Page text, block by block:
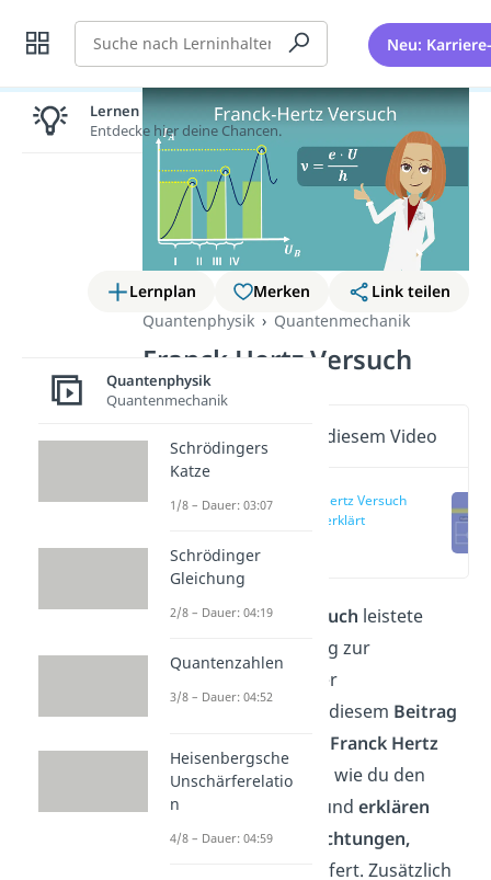
Suche Neu:
Lernplan Merken
Link teilen
Quantenphysik
Quantenmechanik
Franck Hertz Versuch
Wichtige Inhalte in diesem Video
Franck Hertz Versuch
einfach erklärt
DerFranck Hertz Versuch leistete
einen wichtigen Beitrag zur
der
Quantenmechanik.
In diesem Beitrag
Franck Hertz
Versuchaufgebaut ist, wie du den
Versuch
underklären
ausführlich dieBeobachtungen,
welche der Versuch liefert. Zusätzlich
Lernen lohnt sich!
Entdecke hier deine Chancen.
Quantenphysik
Quantenmechanik
Schrödingers
Katze
1/8 – Dauer: 03:07
Schrödinger
Gleichung
2/8 – Dauer: 04:19
Quantenzahlen
3/8 – Dauer: 04:52
Heisenbergsche
Unschärferelatio
n
4/8 – Dauer: 04:59